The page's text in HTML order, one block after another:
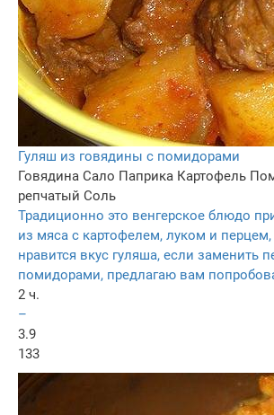
Гуляш из говядины с помидорами
Говядина Сало Паприка Картофель
репчатый Соль
Традиционно это венгерское блюдо
из мяса с картофелем, луком и
нравится вкус гуляша, если заменить
помидорами, предлагаю вам
2 ч.
–
3.9
133